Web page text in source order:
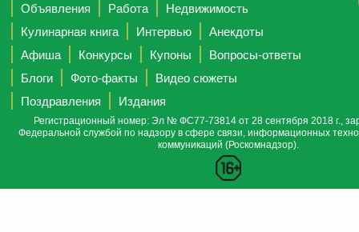
Объявления
Работа
Недвижимость
Кулинарная книга
Интервью
Анекдоты
Афиша
Конкурсы Купоны
Вопросы-ответы
Блоги
Фото-факты
Видео сюжеты
Поздравления
Издания
Регистрационный номер: Эл № ФС77-73814 от 28 сентября 2018 г.,
Федеральной службой по надзору в сфере связи, информационных
коммуникаций (Роскомнадзор).